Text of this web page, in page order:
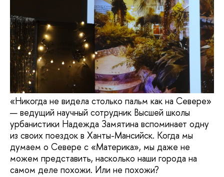
«Никогда не видела столько пальм как на Севере»
— ведущий научный сотрудник Высшей школы
урбанистики Надежда Замятина вспоминает одну
из своих поездок в Ханты-Мансийск. Когда мы
думаем о Севере с «Материка», мы даже не
можем представить, насколько наши города на
самом деле похожи. Или не похожи?